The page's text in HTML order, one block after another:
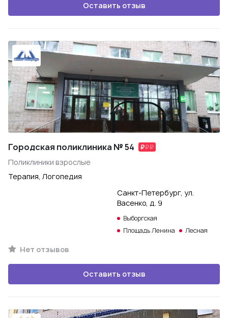
Оставить отзыв
Городская поликлиника № 54
Поликлиники взрослые
Терапия, Логопедия
Санкт-Петербург, ул.
Васенко, д. 9
Выборгская
Площадь Ленина
Лесная
Нет отзывов
Оставить отзыв